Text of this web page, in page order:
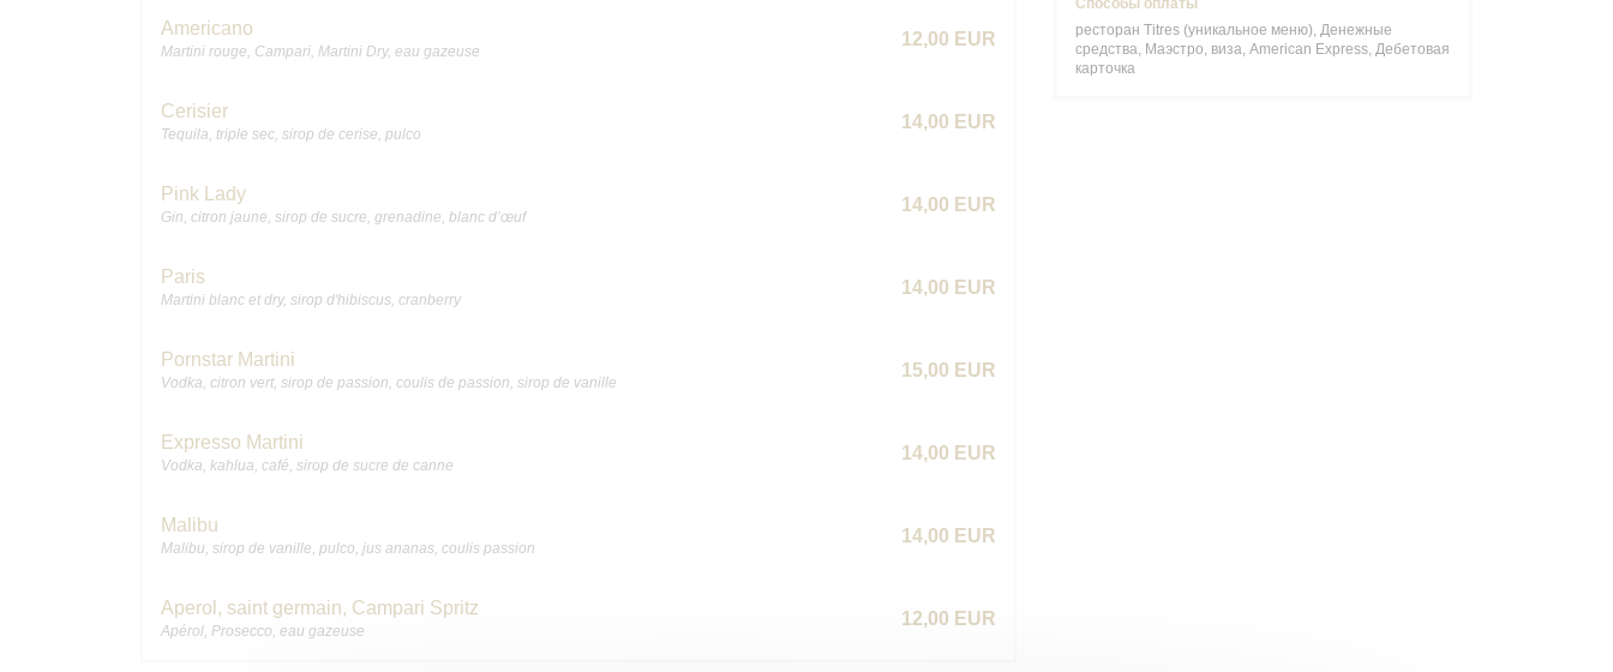
Americano
Martini rouge, Campari, Martini Dry, eau gazeuse
12,00 EUR
Cerisier
Tequila, triple sec, sirop de cerise, pulco
14,00 EUR
Pink Lady
Gin, citron jaune, sirop de sucre, grenadine, blanc d’œuf
14,00 EUR
Paris
Martini blanc et dry, sirop d'hibiscus, cranberry
14,00 EUR
Pornstar Martini
Vodka, citron vert, sirop de passion, coulis de passion, sirop de vanille
15,00 EUR
Expresso Martini
Vodka, kahlua, café, sirop de sucre de canne
14,00 EUR
Malibu
Malibu, sirop de vanille, pulco, jus ananas, coulis passion
14,00 EUR
Aperol, saint germain, Campari Spritz
Apérol, Prosecco, eau gazeuse
12,00 EUR
Способы оплаты
ресторан Titres (уникальное меню), Денежные
средства, Маэстро, виза, American Express, Дебетовая
карточка